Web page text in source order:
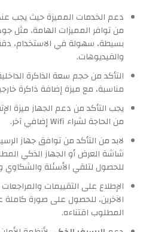
من توافر المميزات الهامة، مثل
بسيطة، سهولة في الاستخدام،
والفيديوهات.
مناسبة، مع ميزة إضافة ذاكرة
يجب التأكد من دعم الجهاز ميزة
من الحاجة لشراء Wifi إضافي آخر.
لابد من التأكد من توافق جهاز
شاشة العرض أو الجهاز الذكي
للحصول لتلقي الأسئلة والشكاوي
الإطلاع على التقييمات
الآخرين، للحصول على صورة كاملة
المطلوب اقتناءه.